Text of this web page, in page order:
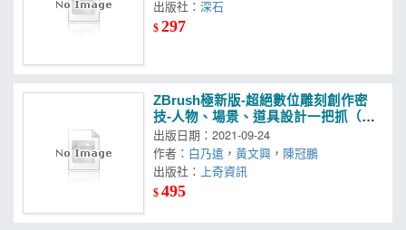
出版社：
$297
ZBrush極新版-超絕數位雕刻創作密
技-人物、場景、道具設計一把抓（熱
銷首薦）
出版日期：2021-09-24
作者： 白乃遠 ，黃文興 ， 陳冠鵬
出版社：
$495